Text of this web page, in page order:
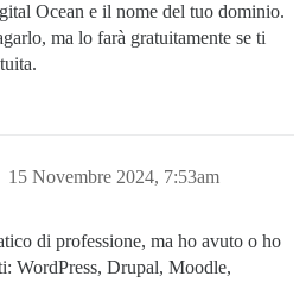
Ocean e il nome del tuo dominio.
ma lo farà gratuitamente se ti
15 Novembre 2024, 7:53am
di professione, ma ho avuto o ho
WordPress, Drupal, Moodle,